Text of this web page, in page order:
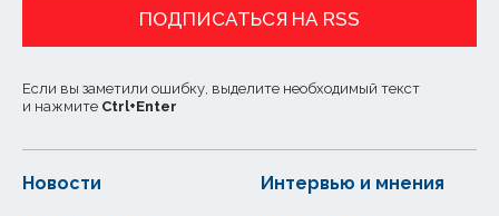
ПОДПИСАТЬСЯ НА RSS
Если вы заметили ошибку, выделите необходимый текст
и нажмите Ctrl+Enter
Новости Интервью и мнения